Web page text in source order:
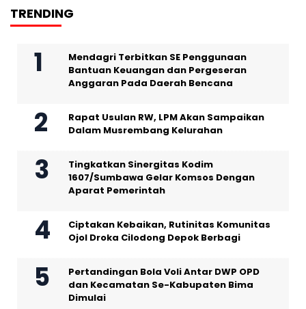
TRENDING
Mendagri Terbitkan SE Penggunaan
Bantuan Keuangan dan Pergeseran
Anggaran Pada Daerah Bencana
Rapat Usulan RW, LPM Akan Sampaikan
Dalam Musrembang Kelurahan
Tingkatkan Sinergitas Kodim
1607/Sumbawa Gelar Komsos Dengan
Aparat Pemerintah
Ciptakan Kebaikan, Rutinitas Komunitas
Ojol Droka Cilodong Depok Berbagi
Pertandingan Bola Voli Antar DWP OPD
dan Kecamatan Se-Kabupaten Bima
Dimulai